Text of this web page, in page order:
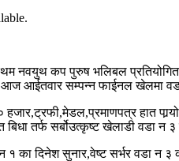
नवयुथ कप पुरुष भलिबल
आईतवार सम्पन्न फाईनल खेलमा
हात पार्
बिधा तर्फ सर्बोउत्कृष्ट खेलाडी
१ का दिनेश सुनार,वेष्ट सर्भर वडा न